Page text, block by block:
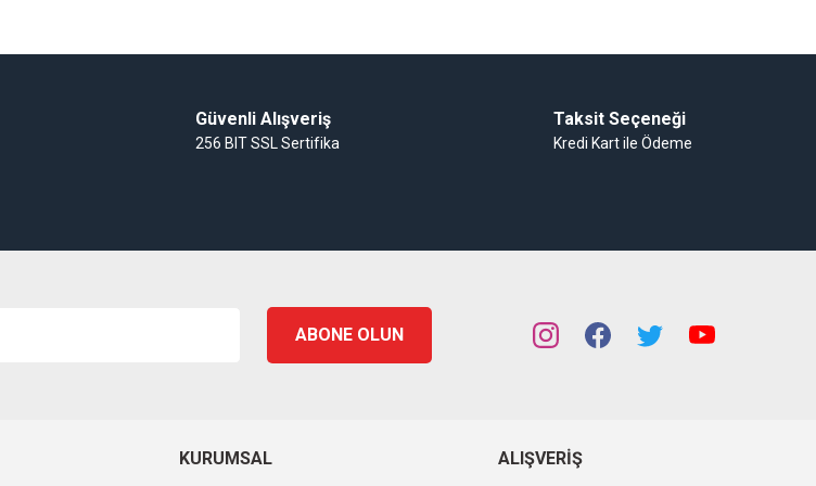
Güvenli Alışveriş
256 BIT SSL Sertifika
Taksit Seçeneği
Kredi Kart ile Ödeme
ABONE OLUN
KURUMSAL ALIŞVERIŞ